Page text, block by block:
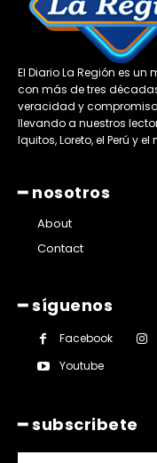
El Diario La Región es
con más de tres
veracidad y
llevando a nuestros
Iquitos, Loreto, el Perú y el
━ nosotros
About
Contact
━ síguenos
Facebook
Youtube
━ subscribete